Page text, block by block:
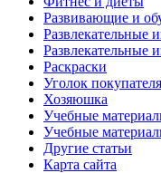
Развивающие и
Развлекательные
Развлекательные
Раскраски
Уголок покупателя
Хозяюшка
Учебные
Учебные
Другие статьи
Карта сайта